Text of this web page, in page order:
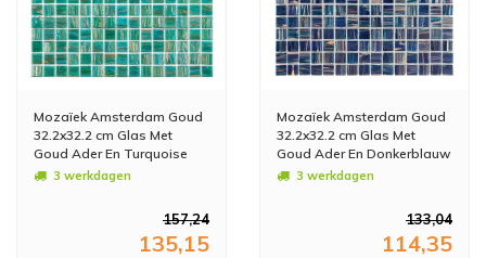
Mozaïek Amsterdam Goud
32.2x32.2 cm Glas Met
Goud Ader En Turquoise
(Prijs per 1,04 M2)
3 werkdagen
157,24
135,15
Mozaïek Amsterdam Goud
32.2x32.2 cm Glas Met
Goud Ader En Donkerblauw
(Prijs per 1,04 M2)
3 werkdagen
133,04
114,35